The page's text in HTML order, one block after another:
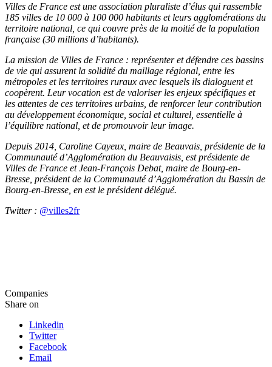
Villes de France est une association pluraliste d’élus qui rassemble
185 villes de 10 000 à 100 000 habitants et leurs agglomérations du
territoire national, ce qui couvre près de la moitié de la population
française (30 millions d’habitants).
La mission de Villes de France : représenter et défendre ces bassins
de vie qui assurent la solidité du maillage régional, entre les
métropoles et les territoires ruraux avec lesquels ils dialoguent et
coopèrent. Leur vocation est de valoriser les enjeux spécifiques et
les attentes de ces territoires urbains, de renforcer leur contribution
au développement économique, social et culturel, essentielle à
l’équilibre national, et de promouvoir leur image.
Depuis 2014, Caroline Cayeux, maire de Beauvais, présidente de la
Communauté d’Agglomération du Beauvaisis, est présidente de
Villes de France et Jean-François Debat, maire de Bourg-en-
Bresse, président de la Communauté d’Agglomération du Bassin de
Bourg-en-Bresse, en est le président délégué.
Twitter : @villes2fr
Companies
Share on
Linkedin
Twitter
Facebook
Email